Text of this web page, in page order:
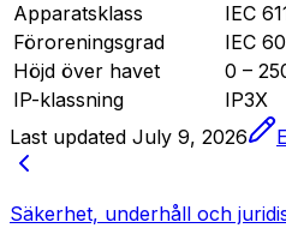
Apparatsklass
IEC
Föroreningsgrad
IEC
Höjd över havet
0 –
IP-klassning
IP3X
Last updated July 9, 2026
Säkerhet, underhåll och